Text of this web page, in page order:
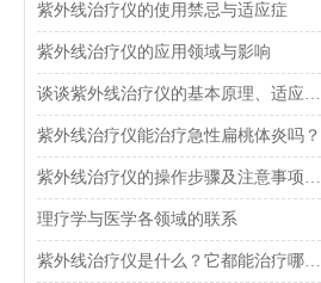
紫外线治疗仪的使用禁忌与适应症
紫外线治疗仪的应用领域与影响
谈谈紫外线治疗仪的基本原理、适应症、使用方法以及优缺点
紫外线治疗仪能治疗急性扁桃体炎吗？
紫外线治疗仪的操作步骤及注意事项讲解
理疗学与医学各领域的联系
紫外线治疗仪是什么？它都能治疗哪些疾病呢？